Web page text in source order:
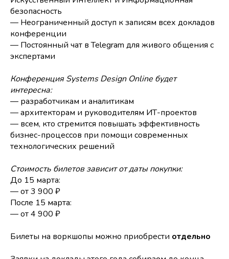
безопасность
— Неограниченный доступ к записям всех докладов
конференции
— Постоянный чат в Telegram для живого общения с
экспертами
Конференция Systems Design Online будет
интересна:
— разработчикам и аналитикам
— архитекторам и руководителям ИТ-проектов
— всем, кто стремится повышать эффективность
бизнес-процессов при помощи современных
технологических решений
Стоимость билетов зависит от даты покупки:
До 15 марта:
— от 3 900 ₽
После 15 марта:
— от 4 900 ₽
Билеты на воркшопы можно приобрести отдельно